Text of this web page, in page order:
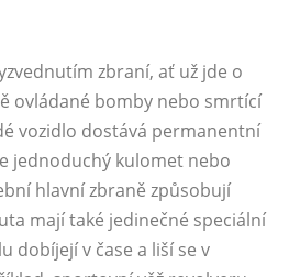
zbraní, ať už jde o
ovládané bomby nebo smrtící
vozidlo dostává permanentní
jednoduchý kulomet nebo
hlavní zbraně způsobují
mají také jedinečné speciální
dobíjejí v čase a liší se v